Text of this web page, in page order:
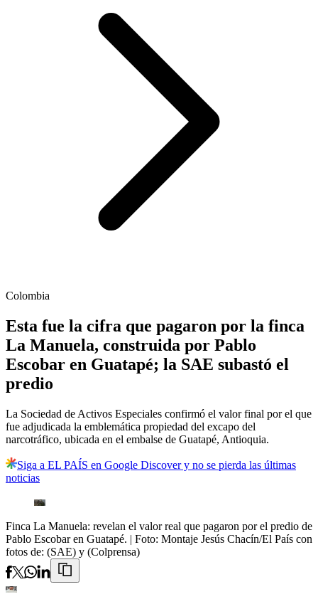
Colombia
Esta fue la cifra que pagaron por la finca
La Manuela, construida por Pablo
Escobar en Guatapé; la SAE subastó el
predio
La Sociedad de Activos Especiales confirmó el valor final por el que
fue adjudicada la emblemática propiedad del excapo del
narcotráfico, ubicada en el embalse de Guatapé, Antioquia.
Siga a EL PAÍS en Google Discover y no se pierda las últimas
noticias
Finca La Manuela: revelan el valor real que pagaron por el predio de
Pablo Escobar en Guatapé. | Foto: Montaje Jesús Chacín/El País con
fotos de: (SAE) y (Colprensa)